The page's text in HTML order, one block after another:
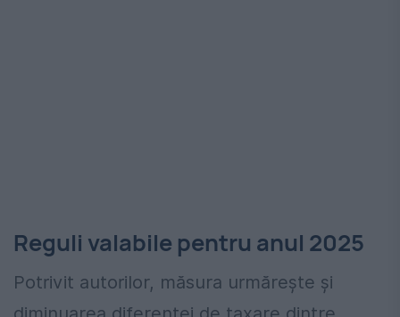
Reguli valabile pentru anul 2025
Potrivit autorilor, măsura urmărește și